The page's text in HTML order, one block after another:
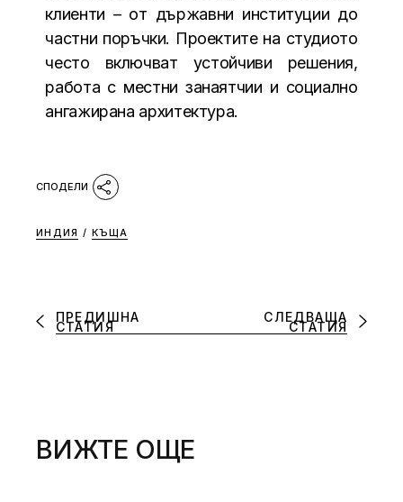
клиенти – от държавни институции до
частни поръчки. Проектите на студиото
често включват устойчиви решения,
работа с местни занаятчии и социално
ангажирана архитектура.
ИНДИЯ / КЪЩА
ПРЕДИШНА
СТАТИЯ
СЛЕДВАЩА
СТАТИЯ
ВИЖТЕ ОЩЕ